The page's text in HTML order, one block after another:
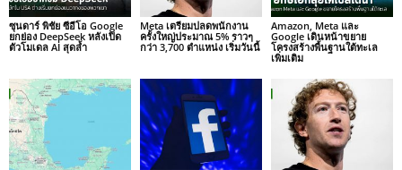
ซุนดาร์ พิชัย ซีอีโอ Google
ยกย่อง DeepSeek หลังเปิด
ตัวโมเดล AI สุดล้ำ
Meta เตรียมปลดพนักงาน
ครั้งใหญ่ประมาณ 5% ราวๆ
กว่า 3,700 ตำแหน่ง เริ่มวันนี้
Amazon, Meta และ
Google เดินหน้าขยาย
โครงสร้างพื้นฐานใต้ทะเล
เพิ่มเติม